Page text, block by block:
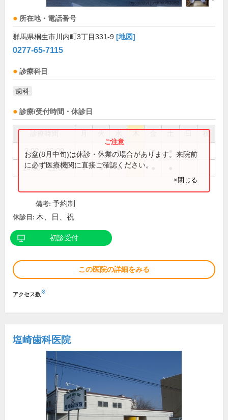
所在地・電話番号
群馬県桐生市川内町3丁目331-9 [地図]
0277-65-7115
診療科目
歯科
診療/受付時間・休診日
祝
9:00～13:00 ● ● ● ●
14:30～21:00 ● ● ●
お盆(8月中旬)は休診・休業の場合があります。来院前
に必ず医療機関に直接ご確認ください。
×閉じる
備考: 予約制
休診日: 木、日、祝
初診受付
この医院の詳細をみる
アクセス数※
塩崎歯科医院